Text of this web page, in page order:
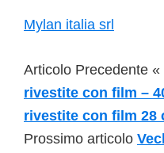
Mylan italia srl
Articolo Precedente «
rivestite con film –
rivestite con film 28
Prossimo articolo